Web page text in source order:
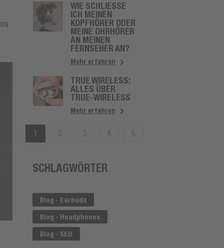
WIE SCHLIESSE I
CH MEINEN K
OPFHÖRER ODER M
EINE OHRHÖRER A
N MEINEN F
ERNSEHER AN?
Mehr erfahren
TRUE WIRELESS:
ALLES ÜBER
TRUE-WIRELESS
Mehr erfahren
1 2 3 4 5
SCHLAGWÖRTER
Blog - Earbuds
Blog - Headphones
Blog - SEO